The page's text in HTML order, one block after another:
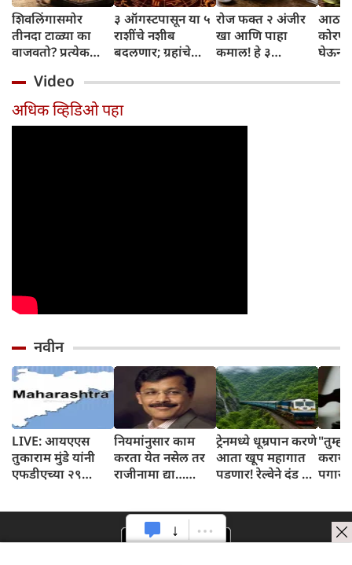
शिवलिंगासमोर
तीनदा टाळ्या का
वाजवतो? प्रत्येक
जाणून घ्या
३ ऑगस्टपासून या ५
राशींचे नशीब
बदलणार; ग्रहांचे
संपतील आणि शुभ
दिवसांची सुरुवात
होईल
रोज फक्त २ अंजीर
खा आणि पाहा
कमाल! हे ३
तुम्हाला ठाऊक
घेऊन
Video
अधिक व्हिडिओ पहा
नवीन
LIVE: आयएएस
तुकाराम मुंडे यांनी
एफडीएच्या २९
नियमांनुसार काम
करता येत नसेल तर
राजीनामा द्या…
कर्मचाऱ्यांना थेट
इशारा
ट्रेनमध्ये धूम्रपान करणे
आता खूप महागात
पडणार! रेल्वेने दंड २०
संप